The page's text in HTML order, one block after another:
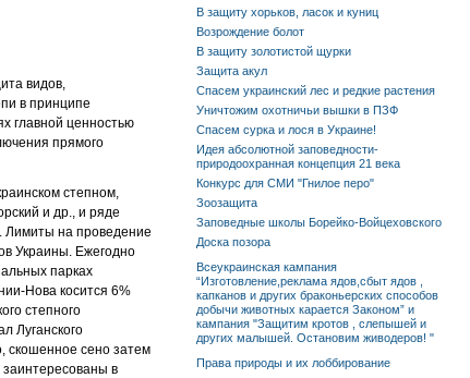
видов,
в принципе
главной ценностью
прямого
степном,
и др., и ряде
Лимиты на проведение
Украины. Ежегодно
парках
Нова косится 6%
степного
Луганского
скошенное сено затем
в
В защиту хорьков, ласок и куниц
Возрождение болот
В защиту золотистой щурки
Защита акул
Спасем украинский лес и редкие растения
Уничтожим охотничьи вышки в ПЗФ
Спасем сурка и лося в Украине!
Идея абсолютной заповедности-
природоохранная концепция 21 века
Конкурс для СМИ "Гнилое перо"
Зоозащита
Заповедные школы Борейко-Войцеховского
Доска позора
Всеукраинская кампания
“Изготовление,реклама ядов,сбыт ядов ,
капканов и других браконьерских способов
добычи животных карается Законом” и
кампания "Защитим кротов , слепышей и
других малышей. Остановим живодеров! "
Права природы и их лоббирование